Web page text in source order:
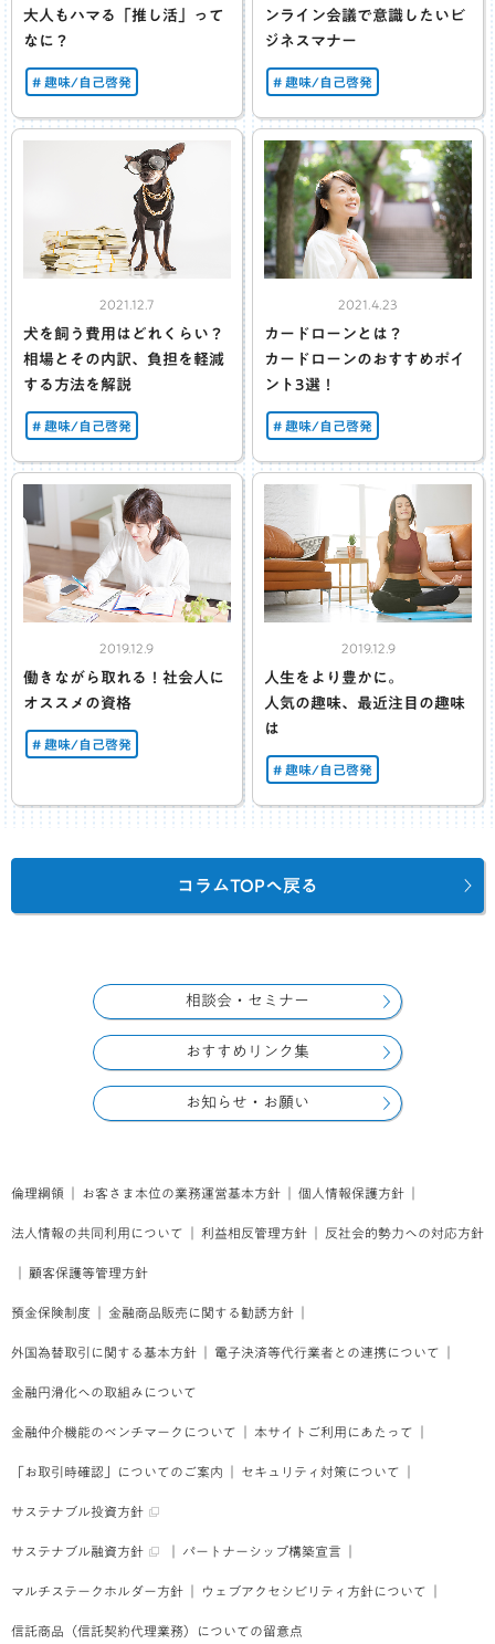
大人もハマる「推し活」って
なに？
趣味/自己啓発
ンライン会議で意識したいビ
ジネスマナー
趣味/自己啓発
2021.12.7
犬を飼う費用はどれくらい？
相場とその内訳、負担を軽減
する方法を解説
趣味/自己啓発
2021.4.23
カードローンとは？
カードローンのおすすめポイ
ント3選！
趣味/自己啓発
2019.12.9
働きながら取れる！社会人に
オススメの資格
趣味/自己啓発
2019.12.9
人生をより豊かに。
人気の趣味、最近注目の趣味
は
趣味/自己啓発
コラムTOPへ戻る
相談会・セミナー
おすすめリンク集
お知らせ・お願い
倫理綱領 お客さま本位の業務運営基本方針 個人情報保護方針
法人情報の共同利用について 利益相反管理方針 反社会的勢力への対応方針
顧客保護等管理方針
預金保険制度 金融商品販売に関する勧誘方針
外国為替取引に関する基本方針 電子決済等代行業者との連携について
金融円滑化への取組みについて
金融仲介機能のベンチマークについて 本サイトご利用にあたって
「お取引時確認」についてのご案内 セキュリティ対策について
サステナブル投資方針
サステナブル融資方針 パートナーシップ構築宣言
マルチステークホルダー方針 ウェブアクセシビリティ方針について
信託商品（信託契約代理業務）についての留意点